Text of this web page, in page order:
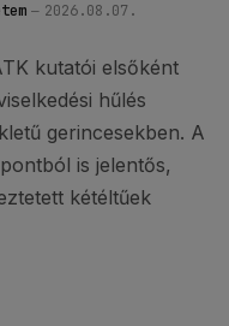
2026.08.07.
kutatói elsőként
hűlés
gerincesekben. A
is jelentős,
kétéltűek